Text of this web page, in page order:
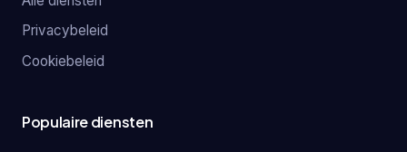
Privacybeleid
Cookiebeleid
Populaire diensten